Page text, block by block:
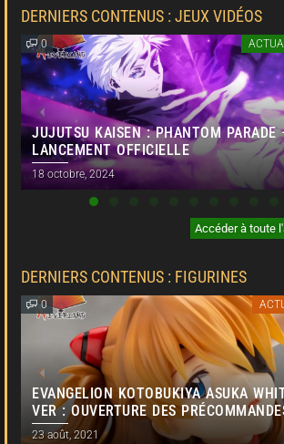
DERNIERS CONTENUS : JEUX VIDÉOS
0
JUJUTSU KAISEN : PHANTOM PARADE
LANCEMENT OFFICIELLE
18 octobre, 2024
Accéder à toute
DERNIERS CONTENUS : FIGURINES
0
EVANGELION KOTOBUKIYA ASUKA WHITE PLUGSUIT
VER : OUVERTURE DES
23 août, 2021